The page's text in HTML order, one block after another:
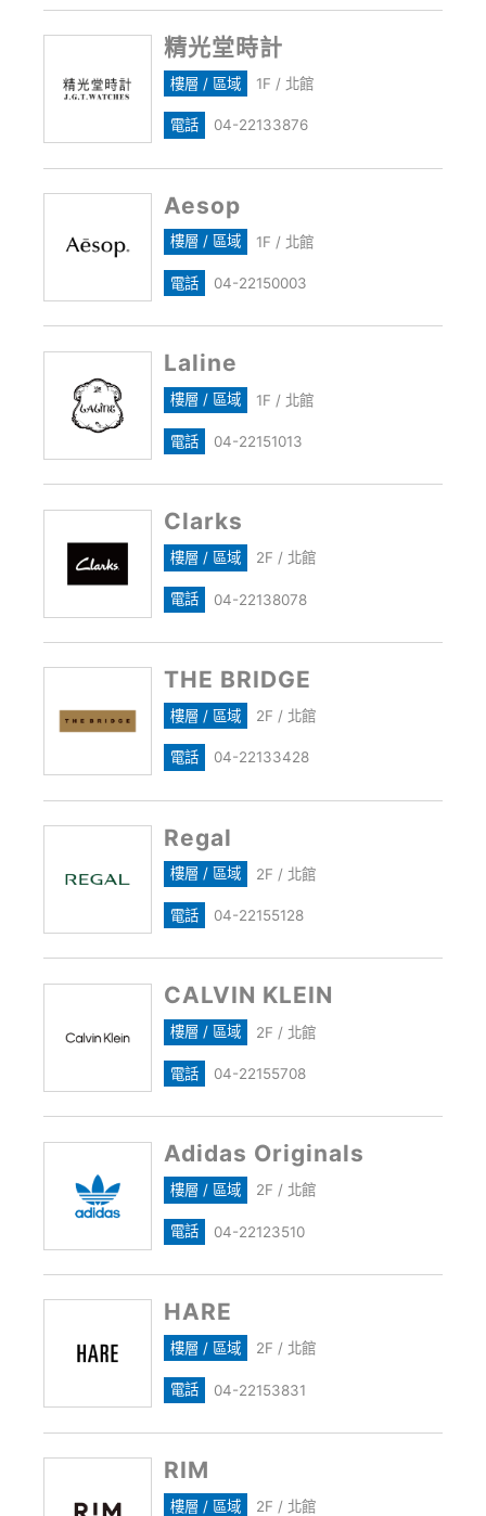
精光堂時計
樓層 / 區域 1F / 北館
電話 04-22133876
Aesop
樓層 / 區域 1F / 北館
電話 04-22150003
Laline
樓層 / 區域 1F / 北館
電話 04-22151013
Clarks
樓層 / 區域 2F / 北館
電話 04-22138078
THE BRIDGE
樓層 / 區域 2F / 北館
電話 04-22133428
Regal
樓層 / 區域 2F / 北館
電話 04-22155128
CALVIN KLEIN
樓層 / 區域 2F / 北館
電話 04-22155708
Adidas Originals
樓層 / 區域 2F / 北館
電話 04-22123510
HARE
樓層 / 區域 2F / 北館
電話 04-22153831
RIM
樓層 / 區域 2F / 北館